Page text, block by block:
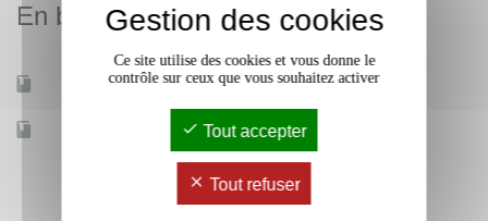
En bref
Mobilité d'études Oui
Accessible à distance Non
Gestion des cookies
Ce site utilise des cookies et vous donne le
contrôle sur ceux que vous souhaitez activer
Tout accepter
Tout refuser